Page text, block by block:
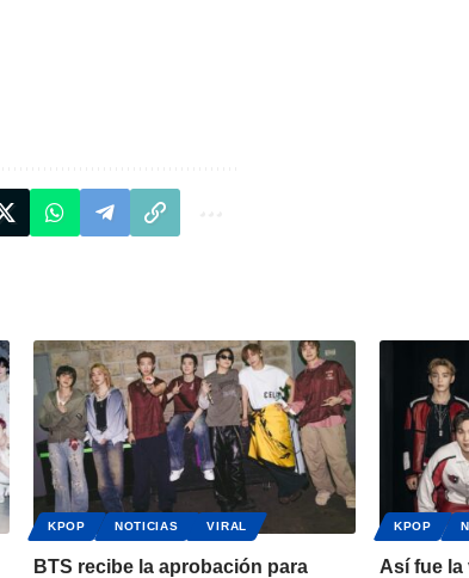
KPOP NOTICIAS VIRAL
BTS recibe la aprobación para
KPOP
Así fue la